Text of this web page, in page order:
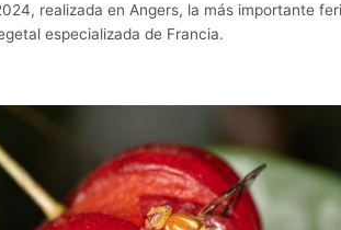
realizada en Angers, la más importante
especializada de Francia.